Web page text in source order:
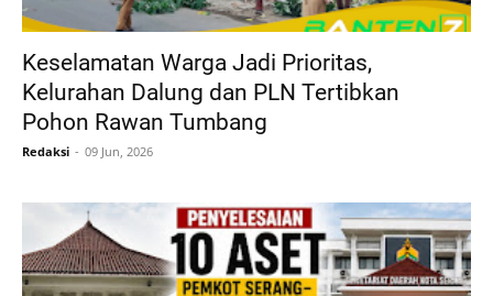
Keselamatan Warga Jadi Prioritas,
Kelurahan Dalung dan PLN Tertibkan
Pohon Rawan Tumbang
Redaksi 09 Jun, 2026